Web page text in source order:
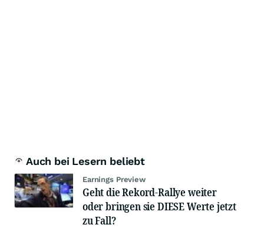
Auch bei Lesern beliebt
Earnings Preview
Geht die Rekord-Rallye weiter
oder bringen sie DIESE Werte jetzt
zu Fall?